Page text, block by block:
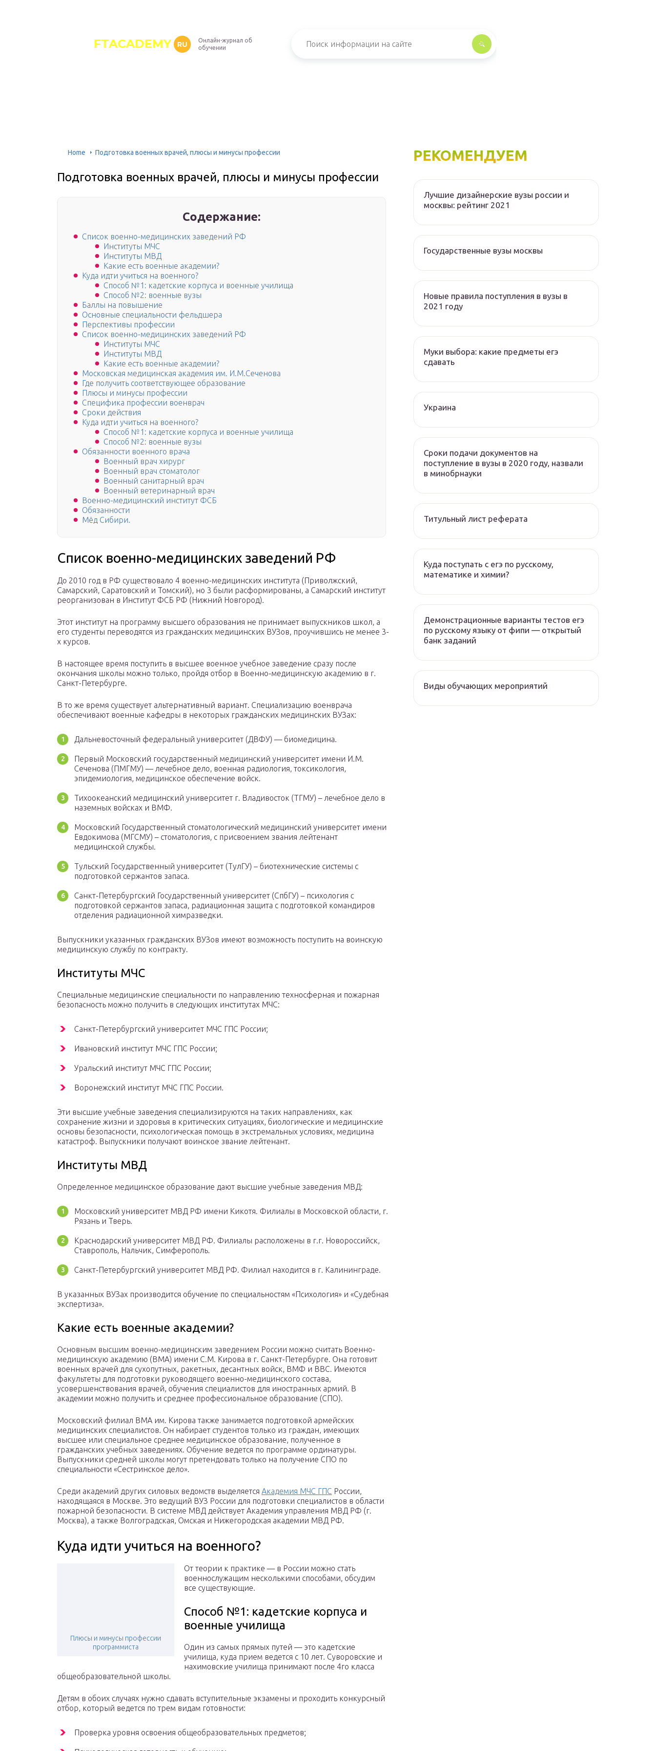
FTACADEMY RU
Онлайн-журнал об
обучении
Home Подготовка военных врачей, плюсы и минусы профессии
Подготовка военных врачей, плюсы и минусы профессии
Содержание:
Список военно-медицинских заведений РФ
Институты МЧС
Институты МВД
Какие есть военные академии?
Куда идти учиться на военного?
Способ №1: кадетские корпуса и военные училища
Способ №2: военные вузы
Баллы на повышение
Основные специальности фельдшера
Перспективы профессии
Список военно-медицинских заведений РФ
Институты МЧС
Институты МВД
Какие есть военные академии?
Московская медицинская академия им. И.М.Сеченова
Где получить соответствующее образование
Плюсы и минусы профессии
Специфика профессии военврач
Сроки действия
Куда идти учиться на военного?
Способ №1: кадетские корпуса и военные училища
Способ №2: военные вузы
Обязанности военного врача
Военный врач хирург
Военный врач стоматолог
Военный санитарный врач
Военный ветеринарный врач
Военно-медицинский институт ФСБ
Обязанности
Мёд Сибири.
Список военно-медицинских заведений РФ
До 2010 год в РФ существовало 4 военно-медицинских института (Приволжский,
Самарский, Саратовский и Томский), но 3 были расформированы, а Самарский институт
реорганизован в Институт ФСБ РФ (Нижний Новгород).
Этот институт на программу высшего образования не принимает выпускников школ, а
его студенты переводятся из гражданских медицинских ВУЗов, проучившись не менее 3-
х курсов.
В настоящее время поступить в высшее военное учебное заведение сразу после
окончания школы можно только, пройдя отбор в Военно-медицинскую академию в г.
Санкт-Петербурге.
В то же время существует альтернативный вариант. Специализацию военврача
обеспечивают военные кафедры в некоторых гражданских медицинских ВУЗах:
Дальневосточный федеральный университет (ДВФУ) — биомедицина.
Первый Московский государственный медицинский университет имени И.М.
Сеченова (ПМГМУ) — лечебное дело, военная радиология, токсикология,
эпидемиология, медицинское обеспечение войск.
Тихоокеанский медицинский университет г. Владивосток (ТГМУ) – лечебное дело в
наземных войсках и ВМФ.
Московский Государственный стоматологический медицинский университет имени
Евдокимова (МГСМУ) – стоматология, с присвоением звания лейтенант
медицинской службы.
Тульский Государственный университет (ТулГУ) – биотехнические системы с
подготовкой сержантов запаса.
Санкт-Петербургский Государственный университет (СпбГУ) – психология с
подготовкой сержантов запаса, радиационная защита с подготовкой командиров
отделения радиационной химразведки.
Выпускники указанных гражданских ВУЗов имеют возможность поступить на воинскую
медицинскую службу по контракту.
Институты МЧС
Специальные медицинские специальности по направлению техносферная и пожарная
безопасность можно получить в следующих институтах МЧС:
Санкт-Петербургский университет МЧС ГПС России;
Ивановский институт МЧС ГПС России;
Уральский институт МЧС ГПС России;
Воронежский институт МЧС ГПС России.
Эти высшие учебные заведения специализируются на таких направлениях, как
сохранение жизни и здоровья в критических ситуациях, биологические и медицинские
основы безопасности, психологическая помощь в экстремальных условиях, медицина
катастроф. Выпускники получают воинское звание лейтенант.
Институты МВД
Определенное медицинское образование дают высшие учебные заведения МВД:
Московский университет МВД РФ имени Кикотя. Филиалы в Московской области, г.
Рязань и Тверь.
Краснодарский университет МВД РФ. Филиалы расположены в г.г. Новороссийск,
Ставрополь, Нальчик, Симферополь.
Санкт-Петербургский университет МВД РФ. Филиал находится в г. Калининграде.
В указанных ВУЗах производится обучение по специальностям «Психология» и «Судебная
экспертиза».
Какие есть военные академии?
Основным высшим военно-медицинским заведением России можно считать Военно-
медицинскую академию (ВМА) имени С.М. Кирова в г. Санкт-Петербурге. Она готовит
военных врачей для сухопутных, ракетных, десантных войск, ВМФ и ВВС. Имеются
факультеты для подготовки руководящего военно-медицинского состава,
усовершенствования врачей, обучения специалистов для иностранных армий. В
академии можно получить и среднее профессиональное образование (СПО).
Московский филиал ВМА им. Кирова также занимается подготовкой армейских
медицинских специалистов. Он набирает студентов только из граждан, имеющих
высшее или специальное среднее медицинское образование, полученное в
гражданских учебных заведениях. Обучение ведется по программе ординатуры.
Выпускники средней школы могут претендовать только на получение СПО по
специальности «Сестринское дело».
Среди академий других силовых ведомств выделяется Академия МЧС ГПС России,
находящаяся в Москве. Это ведущий ВУЗ России для подготовки специалистов в области
пожарной безопасности. В системе МВД действует Академия управления МВД РФ (г.
Москва), а также Волгоградская, Омская и Нижегородская академии МВД РФ.
Куда идти учиться на военного?
Плюсы и минусы профессии
программиста
От теории к практике — в России можно стать
военнослужащим несколькими способами, обсудим
все существующие.
Способ №1: кадетские корпуса и
военные училища
Один из самых прямых путей — это кадетские
училища, куда прием ведется с 10 лет. Суворовские и
нахимовские училища принимают после 4го класса
общеобразовательной школы.
Детям в обоих случаях нужно сдавать вступительные экзамены и проходить конкурсный
отбор, который ведется по трем видам готовности:
Проверка уровня освоения общеобразовательных предметов;
РЕКОМЕНДУЕМ
Лучшие дизайнерские вузы россии и
москвы: рейтинг 2021
Государственные вузы москвы
Новые правила поступления в вузы в
2021 году
Муки выбора: какие предметы егэ
сдавать
Украина
Сроки подачи документов на
поступление в вузы в 2020 году, назвали
в минобрнауки
Титульный лист реферата
Куда поступать с егэ по русскому,
математике и химии?
Демонстрационные варианты тестов егэ
по русскому языку от фипи — открытый
банк заданий
Виды обучающих мероприятий